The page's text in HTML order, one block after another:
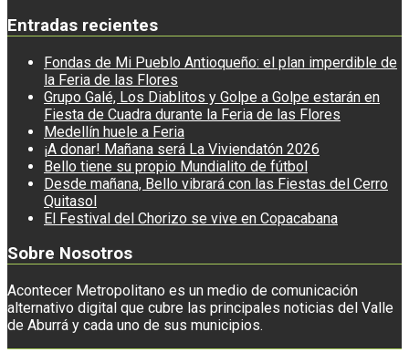
Entradas recientes
Fondas de Mi Pueblo Antioqueño: el plan imperdible de
la Feria de las Flores
Grupo Galé, Los Diablitos y Golpe a Golpe estarán en
Fiesta de Cuadra durante la Feria de las Flores
Medellín huele a Feria
¡A donar! Mañana será La Viviendatón 2026
Bello tiene su propio Mundialito de fútbol
Desde mañana, Bello vibrará con las Fiestas del Cerro
Quitasol
El Festival del Chorizo se vive en Copacabana
Sobre Nosotros
Acontecer Metropolitano es un medio de comunicación
alternativo digital que cubre las principales noticias del Valle
de Aburrá y cada uno de sus municipios.